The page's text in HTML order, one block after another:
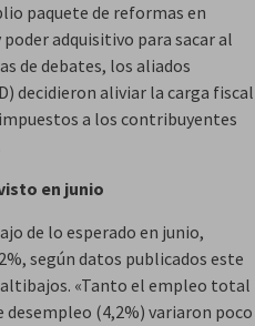
paquete de reformas en
adquisitivo para sacar al
de debates, los aliados
decidieron aliviar la carga fiscal
a los contribuyentes
en junio
de lo esperado en junio,
según datos publicados este
«Tanto el empleo total
desempleo (4,2%) variaron poco